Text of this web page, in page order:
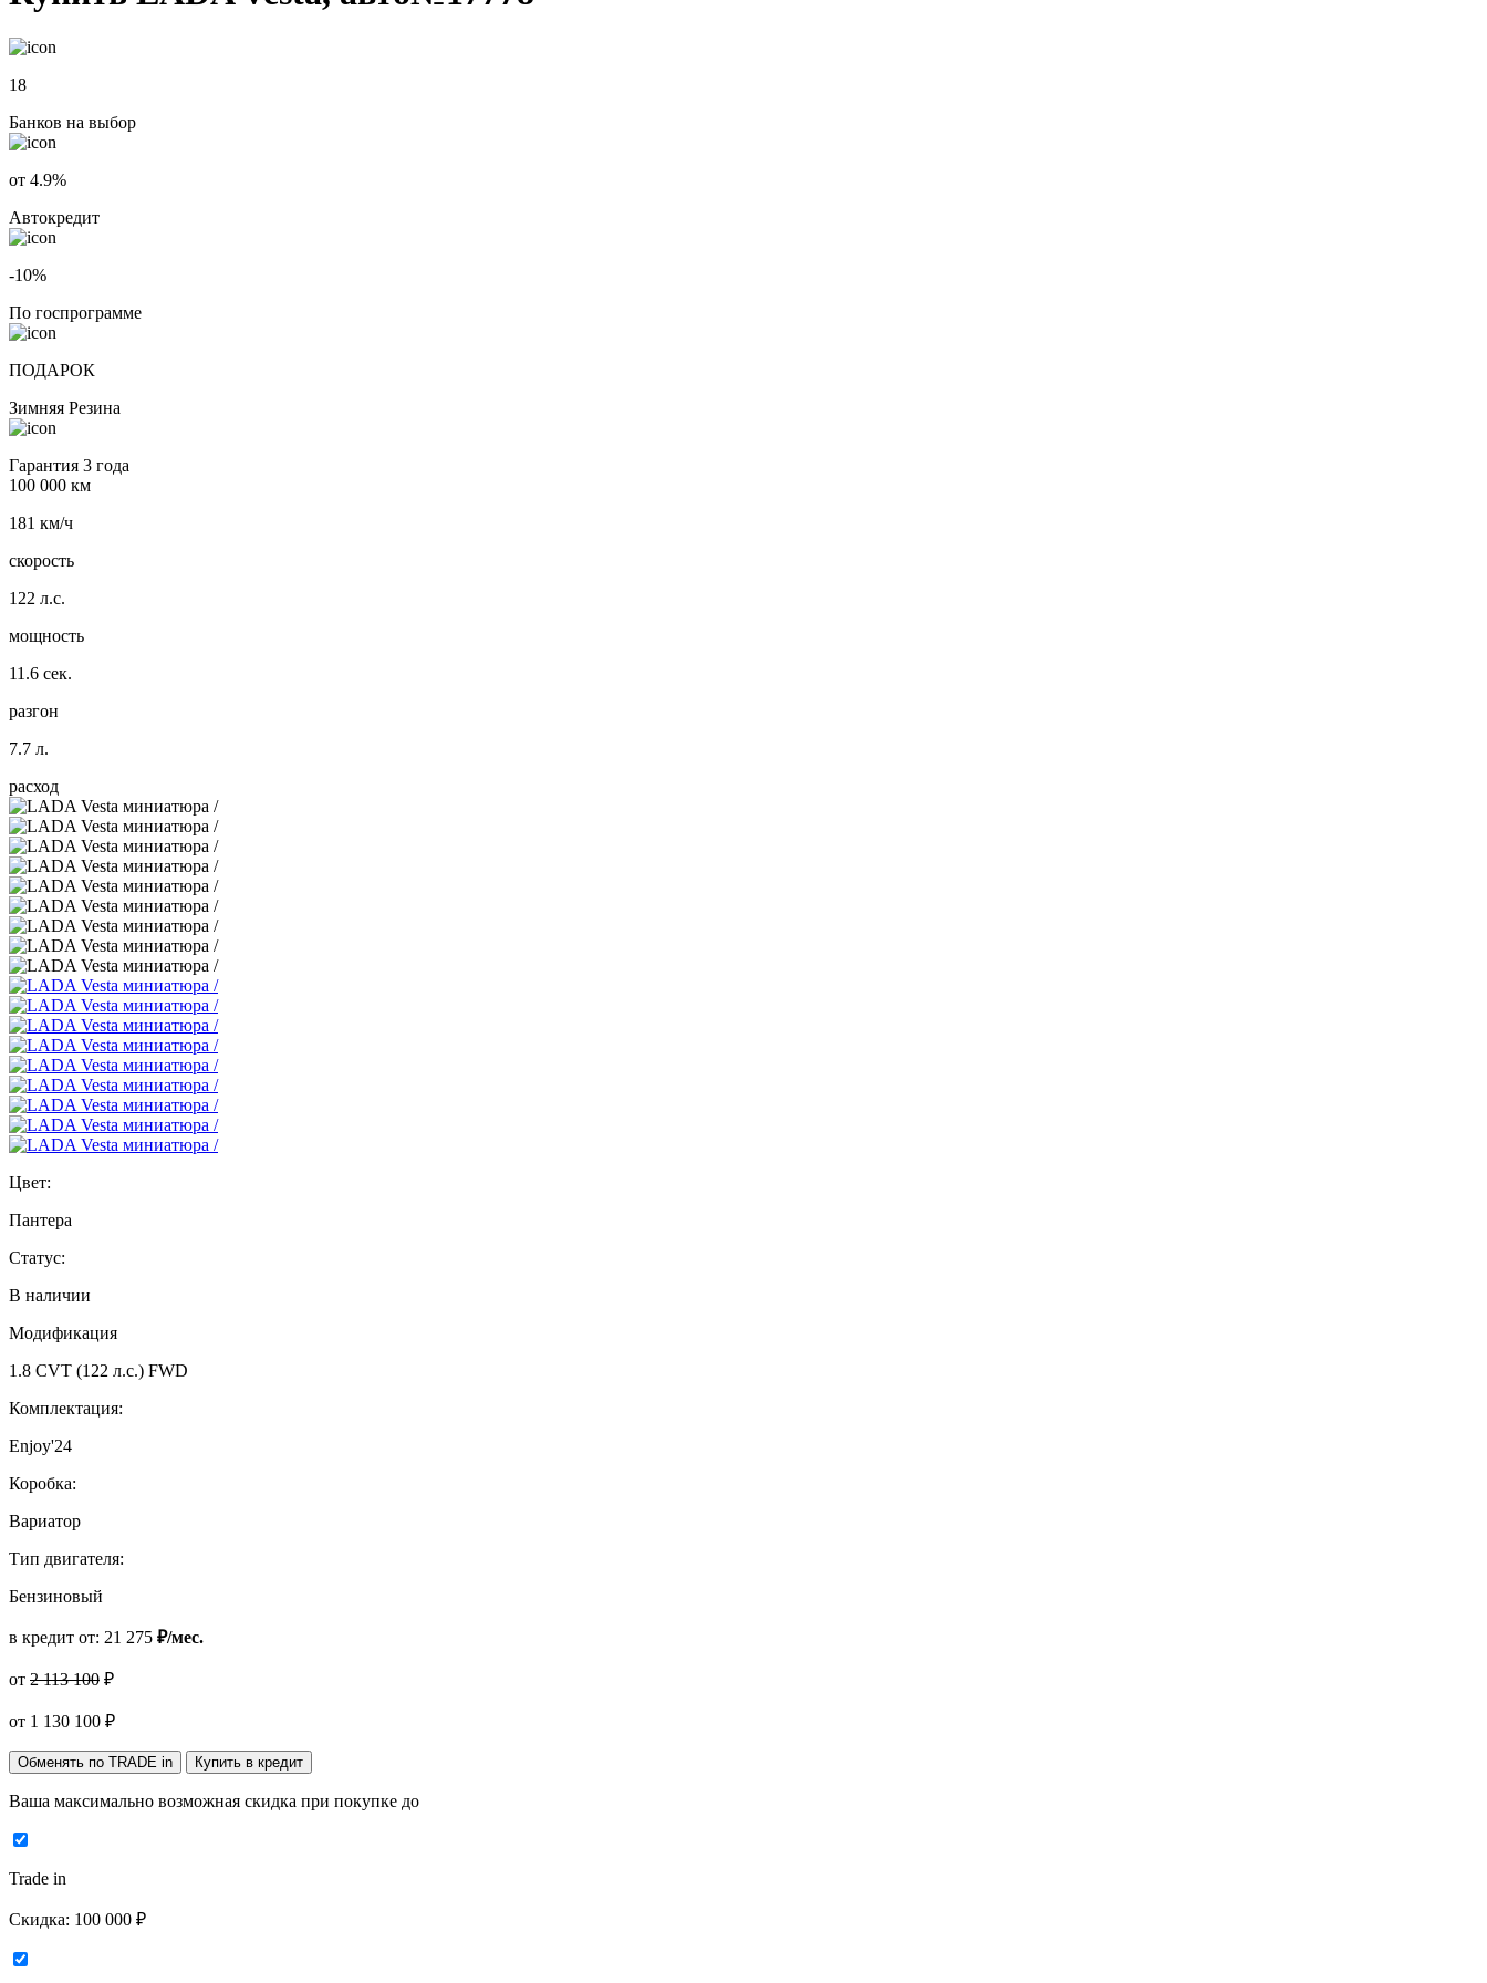
18
Банков на выбор
от 4.9%
Автокредит
-10%
По госпрограмме
ПОДАРОК
Зимняя Резина
Гарантия 3 года
100 000 км
181 км/ч
скорость
122 л.с.
мощность
11.6 сек.
разгон
7.7 л.
расход
Цвет:
Пантера
Статус:
В наличии
Модификация
1.8 CVT (122 л.с.) FWD
Комплектация:
Enjoy'24
Коробка:
Вариатор
Тип двигателя:
Бензиновый
в кредит от: 21 275 ₽/мес.
от 2 113 100 ₽
от 1 130 100 ₽
Обменять по TRADE in Купить в кредит
Ваша максимально возможная скидка при покупке до
Trade in
Скидка: 100 000 ₽